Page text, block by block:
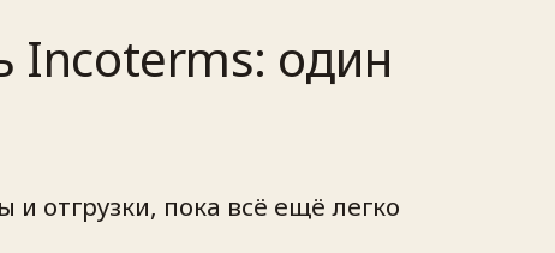
Incoterms: один
отгрузки, пока всё ещё легко